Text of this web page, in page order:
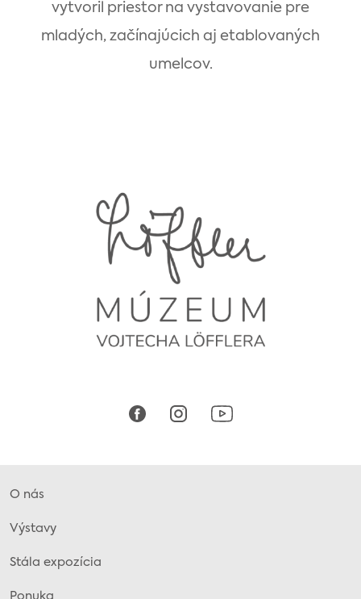
vytvoril priestor na vystavovanie pre
mladých, začínajúcich aj etablovaných
umelcov.
O nás
Výstavy
Stála expozícia
Ponuka